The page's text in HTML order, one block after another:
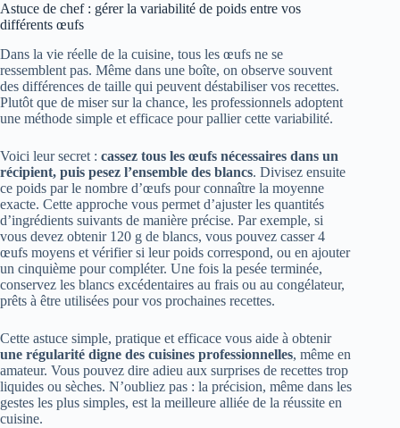
Astuce de chef : gérer la variabilité de poids entre vos
différents œufs
Dans la vie réelle de la cuisine, tous les œufs ne se
ressemblent pas. Même dans une boîte, on observe souvent
des différences de taille qui peuvent déstabiliser vos recettes.
Plutôt que de miser sur la chance, les professionnels adoptent
une méthode simple et efficace pour pallier cette variabilité.
Voici leur secret : cassez tous les œufs nécessaires dans un
récipient, puis pesez l’ensemble des blancs. Divisez ensuite
ce poids par le nombre d’œufs pour connaître la moyenne
exacte. Cette approche vous permet d’ajuster les quantités
d’ingrédients suivants de manière précise. Par exemple, si
vous devez obtenir 120 g de blancs, vous pouvez casser 4
œufs moyens et vérifier si leur poids correspond, ou en ajouter
un cinquième pour compléter. Une fois la pesée terminée,
conservez les blancs excédentaires au frais ou au congélateur,
prêts à être utilisées pour vos prochaines recettes.
Cette astuce simple, pratique et efficace vous aide à obtenir
une régularité digne des cuisines professionnelles, même en
amateur. Vous pouvez dire adieu aux surprises de recettes trop
liquides ou sèches. N’oubliez pas : la précision, même dans les
gestes les plus simples, est la meilleure alliée de la réussite en
cuisine.